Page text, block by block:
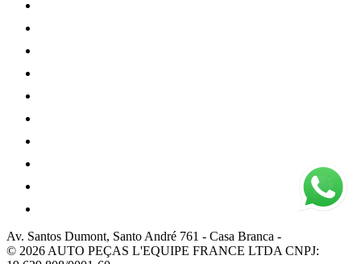
Av. Santos Dumont, Santo André 761 - Casa Branca -
© 2026 AUTO PEÇAS L'EQUIPE FRANCE LTDA CNPJ: